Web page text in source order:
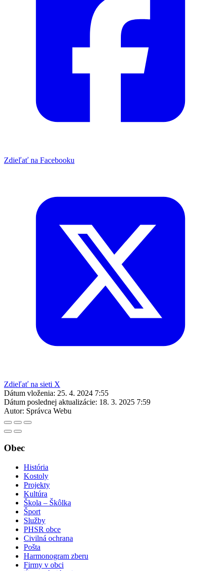
Zdieľať na Facebooku
Zdieľať na sieti X
Dátum vloženia: 25. 4. 2024 7:55
Dátum poslednej aktualizácie: 18. 3. 2025 7:59
Autor: Správca Webu
Obec
História
Kostoly
Projekty
Kultúra
Škola – Škôlka
Šport
Služby
PHSR obce
Civilná ochrana
Pošta
Harmonogram zberu
Firmy v obci